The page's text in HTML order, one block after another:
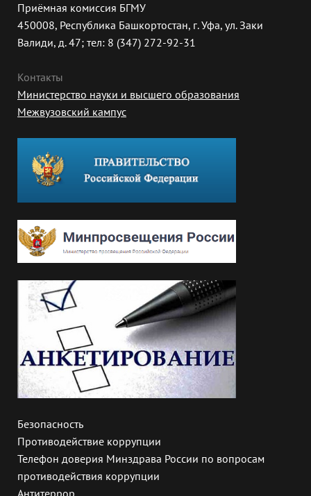
Приёмная комиссия БГМУ
450008, Республика Башкортостан, г. Уфа, ул. Заки
Валиди, д. 47; тел: 8 (347) 272-92-31
Контакты
Министерство науки и высшего образования
Межвузовский кампус
Безопасность
Противодействие коррупции
Телефон доверия Минздрава России по вопросам
противодействия коррупции